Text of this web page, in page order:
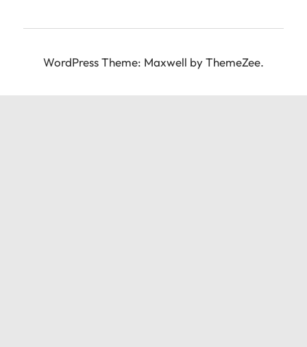
WordPress Theme: Maxwell by ThemeZee.